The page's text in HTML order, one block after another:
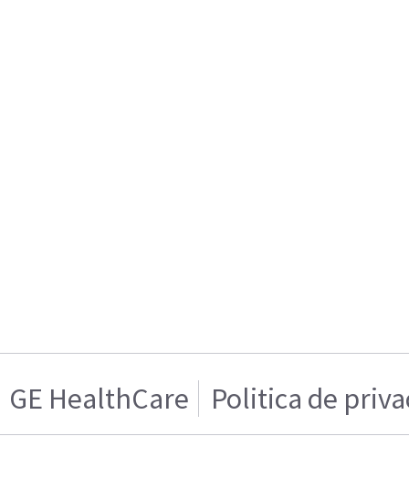
GE HealthCare Politica de